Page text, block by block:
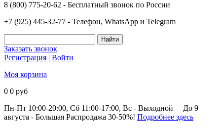
8 (800) 775-20-62 - Бесплатный звонок по России
+7 (925) 445-32-77 - Телефон, WhatsApp и Telegram
Заказать звонок
Регистрация | Войти
Моя корзина
0 0 руб
Пн-Пт 10:00-20:00, Сб 11:00-17:00, Вс - Выходной
До 9
августа - Большая Распродажа 30-50%! Подробнее здесь